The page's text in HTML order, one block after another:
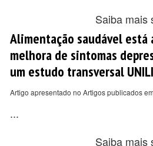
Saiba mais
Alimentação saudável está
melhora de sintomas
um estudo transversal
Artigo apresentado no Artigos publicados
...
Saiba mais